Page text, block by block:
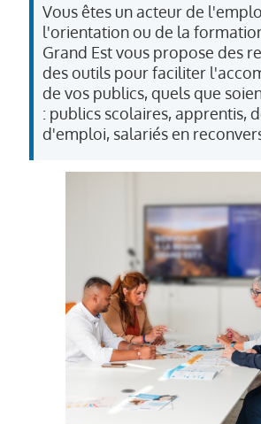
Vous êtes un acteur de
l'orientation ou de la
Grand Est vous propose des
des outils pour faciliter
de vos publics, quels que
: publics scolaires, apprentis,
d'emploi, salariés en